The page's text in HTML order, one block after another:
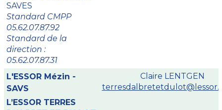
SAVES
Standard CMPP
05.62.07.87.92
Standard de la
direction :
05.62.07.87.31
L'ESSOR Mézin -
SAVS
L’ESSOR TERRES
Claire LENTGEN